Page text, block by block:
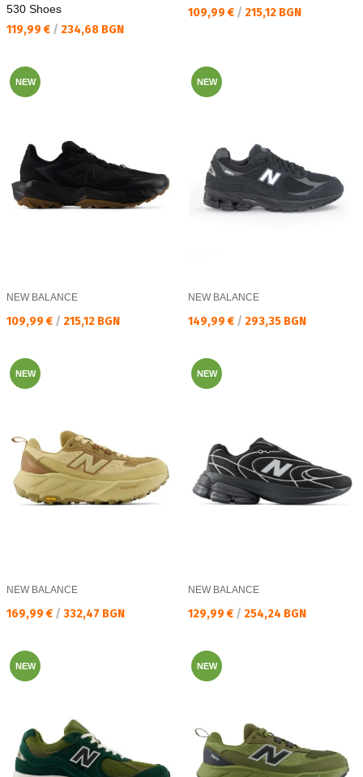
530 Shoes
Текуща цена:
119,99 € / 234,68 BGN
Текуща цена:
109,99 € / 215,12 BGN
NEW
NEW BALANCE
Текуща цена:
109,99 € / 215,12 BGN
NEW
NEW BALANCE
Текуща цена:
149,99 € / 293,35 BGN
NEW
NEW BALANCE
Текуща цена:
169,99 € / 332,47 BGN
NEW
NEW BALANCE
Текуща цена:
129,99 € / 254,24 BGN
NEW NEW